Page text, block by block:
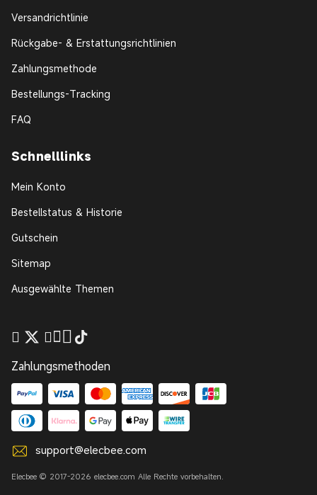
Versandrichtlinie
Rückgabe- & Erstattungsrichtlinien
Zahlungsmethode
Bestellungs-Tracking
FAQ
Schnelllinks
Mein Konto
Bestellstatus & Historie
Gutschein
Sitemap
Ausgewählte Themen
Zahlungsmethoden
support@elecbee.com
Elecbee © 2017-2026 elecbee.com Alle Rechte vorbehalten.